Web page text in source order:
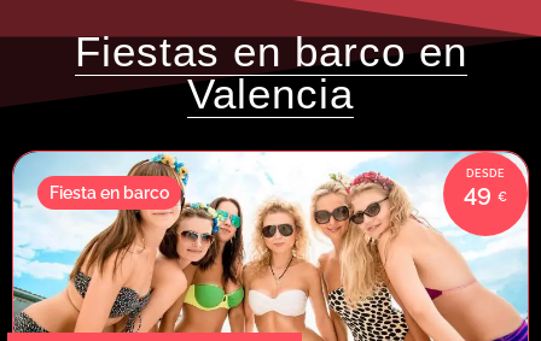
Fiestas en barco en
Valencia
49
Fiesta en barco